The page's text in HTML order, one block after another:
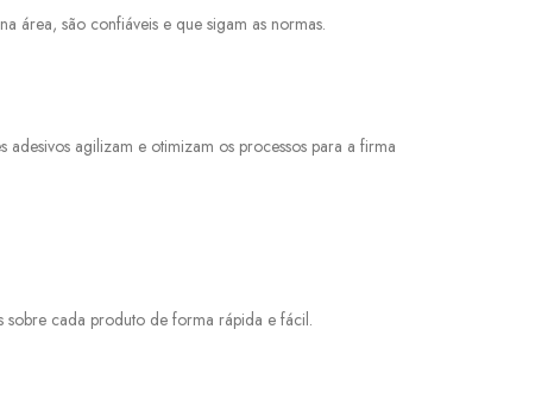
área, são confiáveis e que sigam as normas.
agilizam e otimizam os processos para a firma
sobre cada produto de forma rápida e fácil.